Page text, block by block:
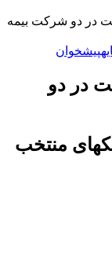
در دو شرکت بیمه
پیشخوان
در دو
منتخب